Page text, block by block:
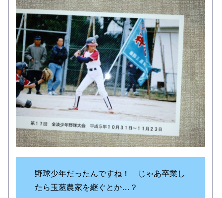
野球少年だったんですね！ じゃあ卒業し
たら玉葱農家を継ぐとか…？